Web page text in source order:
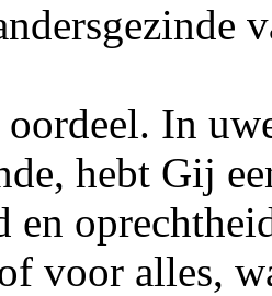
In
hebt Gij
en
voor alles,